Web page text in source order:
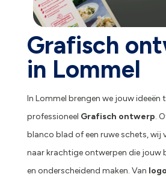
Grafisch
in Lommel
In Lommel brengen we jouw ideeën
professioneel Grafisch ontwerp.
blanco blad of een ruwe schets, wij
naar krachtige ontwerpen die jouw
en onderscheidend maken. Van